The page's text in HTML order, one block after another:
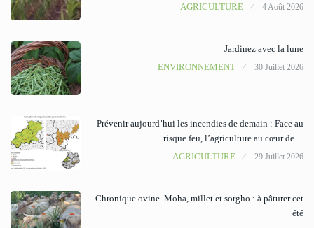
AGRICULTURE
4 Août 2026
Jardinez avec la lune
ENVIRONNEMENT
30 Juillet 2026
Prévenir aujourd’hui les incendies de demain : Face au
risque feu, l’agriculture au cœur de…
AGRICULTURE
29 Juillet 2026
Chronique ovine. Moha, millet et sorgho : à pâturer cet
été